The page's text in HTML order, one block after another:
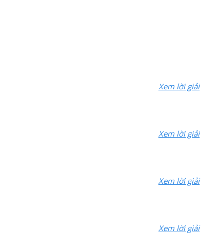
Xem lời giải
Xem lời giải
Xem lời giải
Xem lời giải